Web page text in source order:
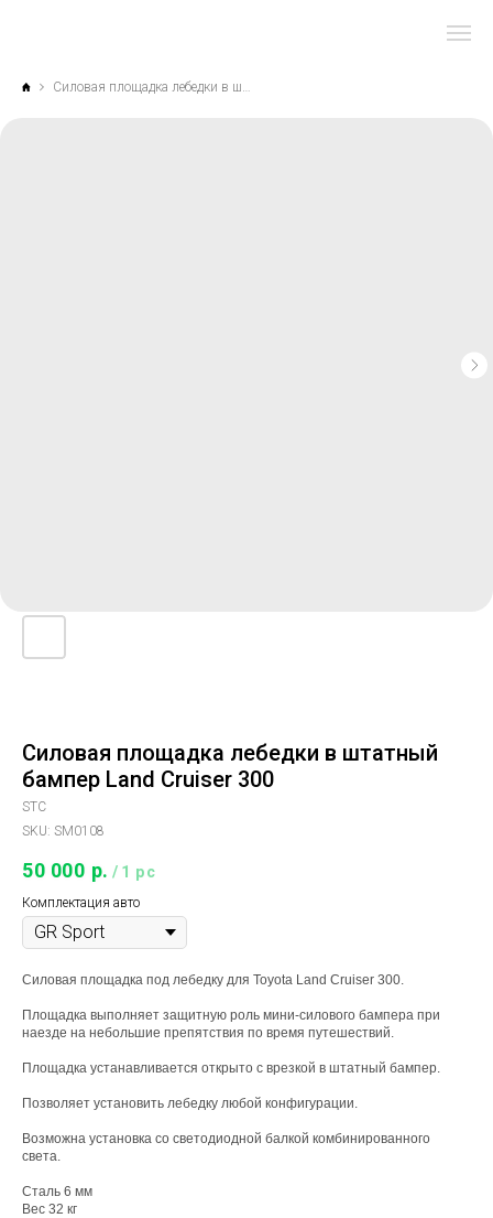
Силовая площадка лебедки в штатный
бампер Land Cruiser 300
STC
SKU: SM0108
50 000 р. / 1 pc
Комплектация авто
Силовая площадка под лебедку для Toyota Land Cruiser 300.
Площадка выполняет защитную роль мини-силового бампера при
наезде на небольшие препятствия по время путешествий.
Площадка устанавливается открыто с врезкой в штатный бампер.
Позволяет установить лебедку любой конфигурации.
Возможна установка со светодиодной балкой комбинированного
света.
Сталь 6 мм
Вес 32 кг